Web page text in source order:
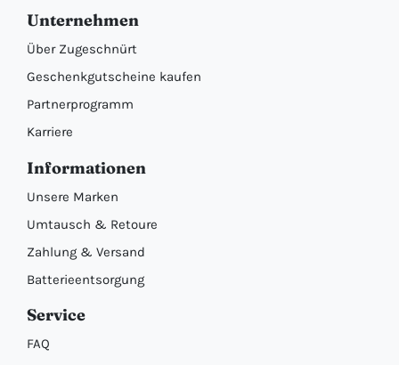
Unternehmen
Über Zugeschnürt
Geschenkgutscheine kaufen
Partnerprogramm
Karriere
Informationen
Unsere Marken
Umtausch & Retoure
Zahlung & Versand
Batterieentsorgung
Service
FAQ